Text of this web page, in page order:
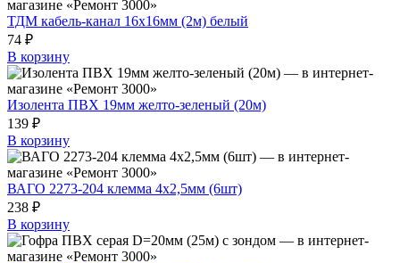
ТДМ кабель-канал 16х16мм (2м) белый
74 ₽
В корзину
Изолента ПВХ 19мм желто-зеленый (20м)
139 ₽
В корзину
ВАГО 2273-204 клемма 4х2,5мм (6шт)
238 ₽
В корзину